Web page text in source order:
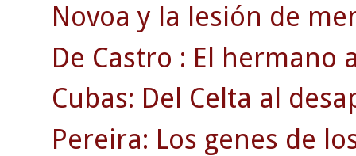
Novoa y la lesión de
De Castro : El hermano
Cubas: Del Celta al
Pereira: Los genes de